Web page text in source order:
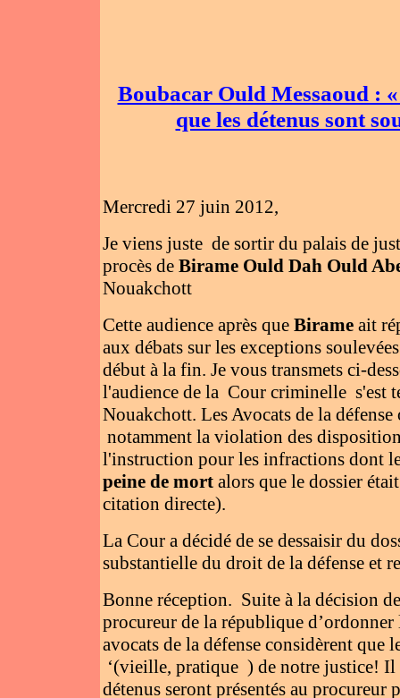
Boubacar Ould Messaoud :
que les détenus sont
Mercredi 27 juin 2012,
Je viens juste de sortir du palais de
procès de Birame Ould Dah Ould
Nouakchott
Cette audience après que Birameait
aux débats sur les exceptions
début à la fin. Je vous transmets ci-
l'audience de la Cour criminelle s'est
Nouakchott. Les Avocats de la
notamment la violation des
l'instruction pour les infractions dont
peine de mortalors que le dossier
citation directe).
La Cour a décidé de se dessaisir du
substantielle du droit de la défense et
Bonne réception. Suite à la décision
procureur de la république d’ordonner
avocats de la défense considèrent que
‘(vieille, pratique ) de notre justice! Il
détenus seront présentés au